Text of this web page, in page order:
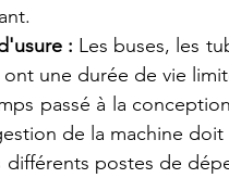
: Les buses, les
une durée de vie
passé à la
de la machine doit
différents postes de